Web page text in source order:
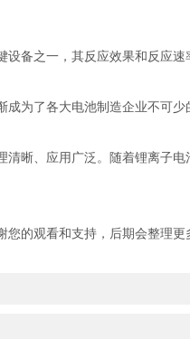
备之一，其反应效果和反应速
为了各大电池制造企业不可少
、应用广泛。随着锂离子
的观看和支持，后期会整理更